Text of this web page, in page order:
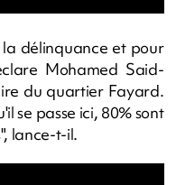
délinquance et pour
Mohamed Said-
du quartier Fayard.
se passe ici, 80% sont
lance-t-il.